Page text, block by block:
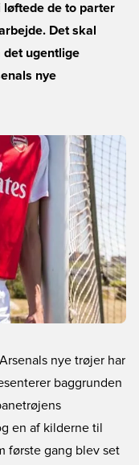
løftede de to parter
Det skal
det ugentlige
nye
nye trøjer har
baggrunden
en af kilderne til
første gang blev set